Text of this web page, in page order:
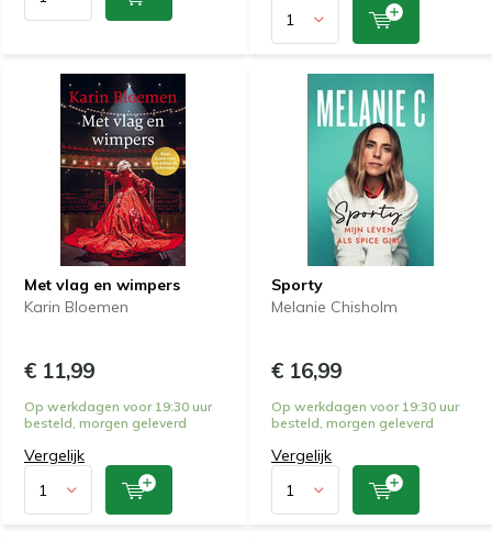
Met vlag en wimpers
Karin Bloemen
€ 11,99
Op werkdagen voor 19:30 uur
besteld, morgen geleverd
Vergelijk
Sporty
Melanie Chisholm
€ 16,99
Op werkdagen voor 19:30 uur
besteld, morgen geleverd
Vergelijk